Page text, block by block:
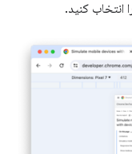
انتخاب کنید.